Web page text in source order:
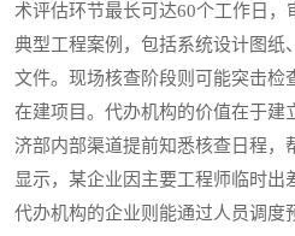
术评估环节最长可达60个工作日
典型工程案例，包括系统设计图纸
文件。现场核查阶段则可能突击检
在建项目。代办机构的价值在于建
济部内部渠道提前知悉核查日程，
显示，某企业因主要工程师临时出
代办机构的企业则能通过人员调度